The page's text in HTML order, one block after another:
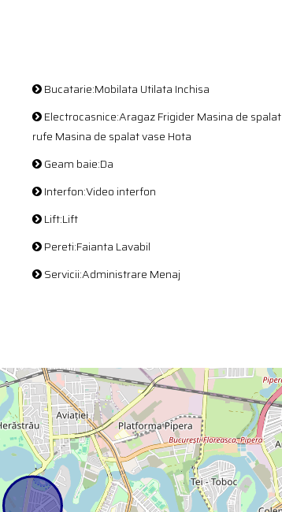
Bucatarie:Mobilata Utilata Inchisa
Electrocasnice:Aragaz Frigider Masina de spalat
rufe Masina de spalat vase Hota
Geam baie:Da
Interfon:Video interfon
Lift:Lift
Pereti:Faianta Lavabil
Servicii:Administrare Menaj